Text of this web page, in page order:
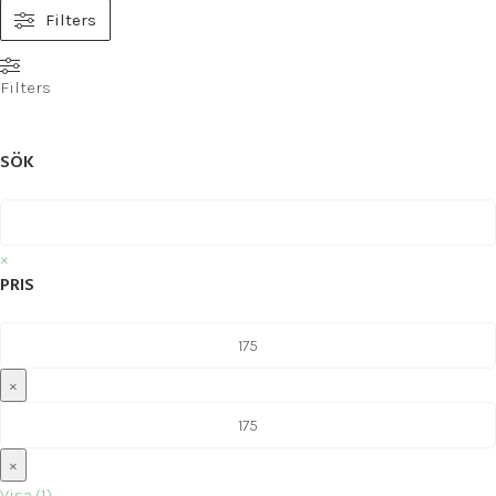
Filters
Filters
SÖK
×
PRIS
×
×